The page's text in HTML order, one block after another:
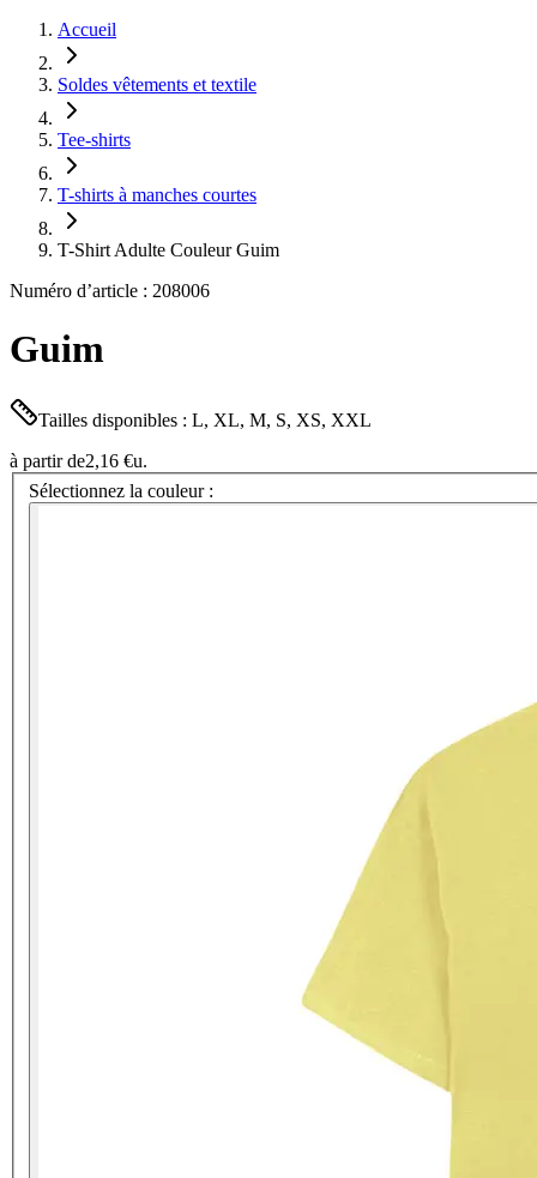
Accueil
Soldes vêtements et textile
Tee-shirts
T-shirts à manches courtes
T-Shirt Adulte Couleur Guim
Numéro d’article : 208006
Guim
Tailles disponibles : L, XL, M, S, XS, XXL
à partir de2,16 €u.
Sélectionnez la couleur :